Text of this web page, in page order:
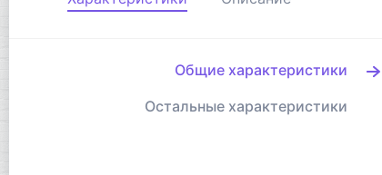
Общие характеристики
Остальные характеристики